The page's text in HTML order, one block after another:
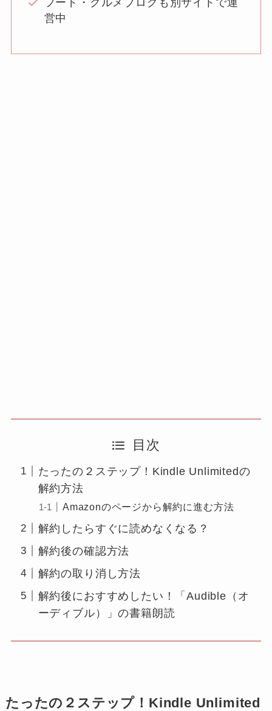
フード・グルメブログも別サイトで運
営中
目次
たったの２ステップ！Kindle Unlimitedの
解約方法
Amazonのページから解約に進む方法
解約したらすぐに読めなくなる？
解約後の確認方法
解約の取り消し方法
解約後におすすめしたい！「Audible（オ
ーディブル）」の書籍朗読
たったの２ステップ！Kindle Unlimited